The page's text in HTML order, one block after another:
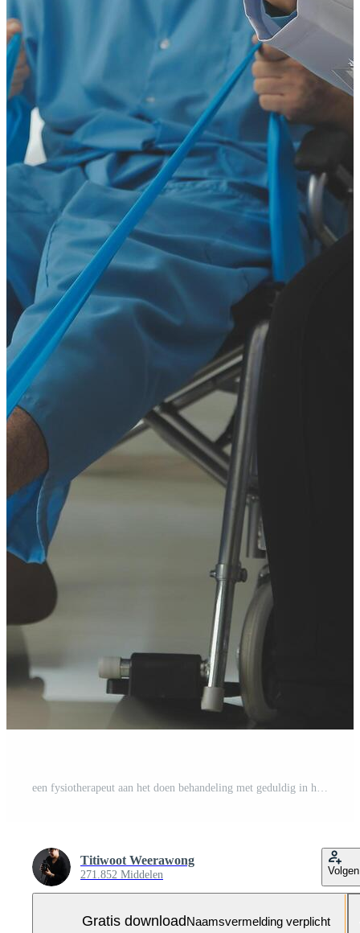
Titiwoot Weerawong
271.852 Middelen Volgen
Gratis downloadNaamsvermelding verplicht